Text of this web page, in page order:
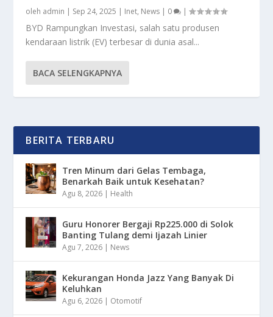
oleh admin | Sep 24, 2025 | Inet, News | 0 |
BYD Rampungkan Investasi, salah satu produsen
kendaraan listrik (EV) terbesar di dunia asal...
BACA SELENGKAPNYA
BERITA TERBARU
Tren Minum dari Gelas Tembaga,
Benarkah Baik untuk Kesehatan?
Agu 8, 2026 | Health
Guru Honorer Bergaji Rp225.000 di Solok
Banting Tulang demi Ijazah Linier
Agu 7, 2026 | News
Kekurangan Honda Jazz Yang Banyak Di
Keluhkan
Agu 6, 2026 | Otomotif